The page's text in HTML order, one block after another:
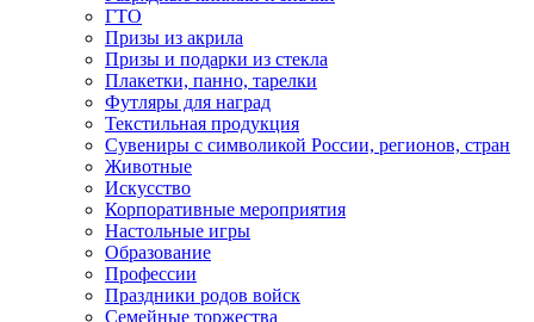
ГТО
Призы из акрила
Призы и подарки из стекла
Плакетки, панно, тарелки
Футляры для наград
Текстильная продукция
Сувениры с символикой России, регионов, стран
Животные
Искусство
Корпоративные мероприятия
Настольные игры
Образование
Профессии
Праздники родов войск
Семейные торжества